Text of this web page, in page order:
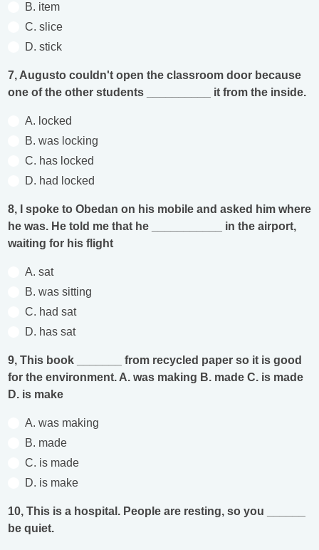
B. item
C. slice
D. stick
7, Augusto couldn't open the classroom door because
one of the other students __________ it from the inside.
A. locked
B. was locking
C. has locked
D. had locked
8, I spoke to Obedan on his mobile and asked him where
he was. He told me that he ___________ in the airport,
waiting for his flight
A. sat
B. was sitting
C. had sat
D. has sat
9, This book _______ from recycled paper so it is good
for the environment. A. was making B. made C. is made
D. is make
A. was making
B. made
C. is made
D. is make
10, This is a hospital. People are resting, so you ______
be quiet.